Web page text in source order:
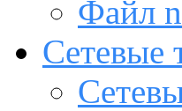
Файл
Сетевые